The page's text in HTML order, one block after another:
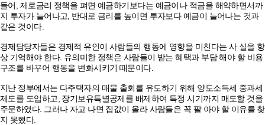
들어, 제로금리 정책을 펴면 예금하기보다는 예금이나 적금을 해약하면서까
지 투자가 늘어나고, 반대로 금리를 높이면 투자보다 예금이 늘어나는 것과
같은 것이다.
경제담당자들은 경제적 유인이 사람들의 행동에 영향을 미친다는 사 실을 항
상 기억해야 한다. 유의미한 정책은 사람들이 받는 혜택과 부담 해야 할 비용
구조를 바꾸어 행동을 변화시키기 때문이다.
지난 정부에서는 다주택자의 매물 출회를 유도하기 위해 양도소득세 중과세
제도를 도입하고, 장기보유특별공제를 배제하여 특정 시기까지 매도할 것을
주문하였다. 그러나 자고 나면 집값이 올라 사람들은 꼭 팔 아야 할 이유를 찾
지 못했다.